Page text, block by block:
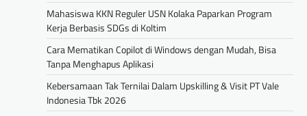
Mahasiswa KKN Reguler USN Kolaka Paparkan Program
Kerja Berbasis SDGs di Koltim
Cara Mematikan Copilot di Windows dengan Mudah, Bisa
Tanpa Menghapus Aplikasi
Kebersamaan Tak Ternilai Dalam Upskilling & Visit PT Vale
Indonesia Tbk 2026